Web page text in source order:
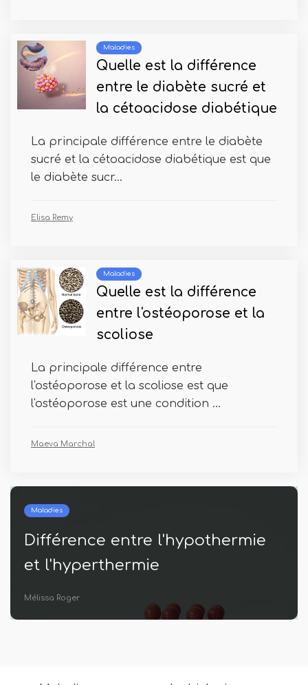
Maladies
Quelle est la différence
entre le diabète sucré et
la cétoacidose diabétique
La principale différence entre le diabète
sucré et la cétoacidose diabétique est que
le diabète sucr...
Elisa Remy
Maladies
Quelle est la différence
entre l'ostéoporose et la
scoliose
La principale différence entre
l'ostéoporose et la scoliose est que
l'ostéoporose est une condition ...
Maeva Marchal
l'hypothermie
Différence